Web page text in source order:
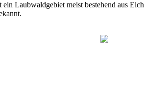
Laubwaldgebiet meist bestehend aus